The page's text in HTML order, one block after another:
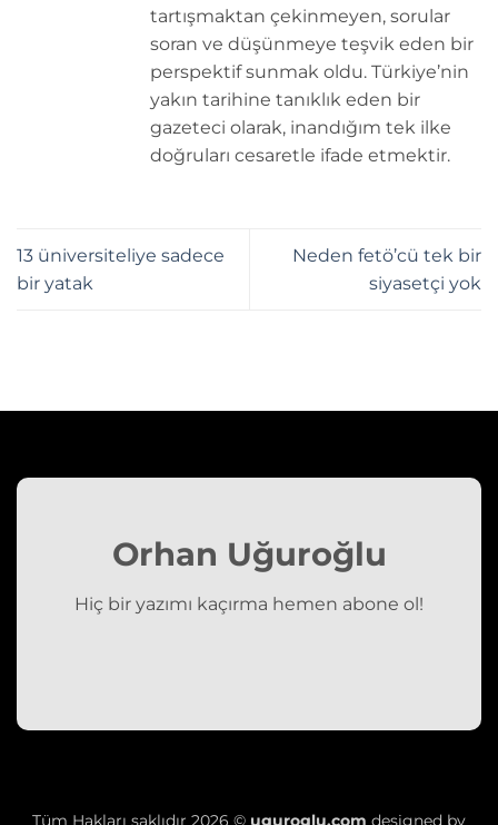
tartışmaktan çekinmeyen, sorular
soran ve düşünmeye teşvik eden bir
perspektif sunmak oldu. Türkiye’nin
yakın tarihine tanıklık eden bir
gazeteci olarak, inandığım tek ilke
doğruları cesaretle ifade etmektir.
13 üniversiteliye sadece
bir yatak
Neden fetö’cü tek bir
siyasetçi yok
Orhan Uğuroğlu
Hiç bir yazımı kaçırma hemen abone ol!
Tüm Hakları saklıdır 2026 © uguroglu.com designed by